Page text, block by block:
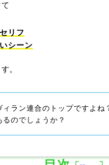
リフ
シーン
。
ィラン連合のトップですよね
るのでしょうか？